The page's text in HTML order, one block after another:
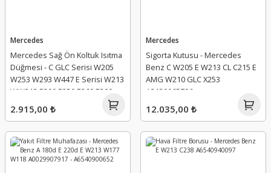
Mercedes
Mercedes Sağ Ön Koltuk Isıtma
Düğmesi - C GLC Serisi W205
W253 W293 W447 E Serisi W213
WW213 E200 E250 E260 E300
E350 E400 E500 E63
A2139057602
2.915,00 ₺
Mercedes
Sigorta Kutusu - Mercedes
Benz C W205 E W213 CL C215 E
AMG W210 GLC X253
A2139065706
12.035,00 ₺